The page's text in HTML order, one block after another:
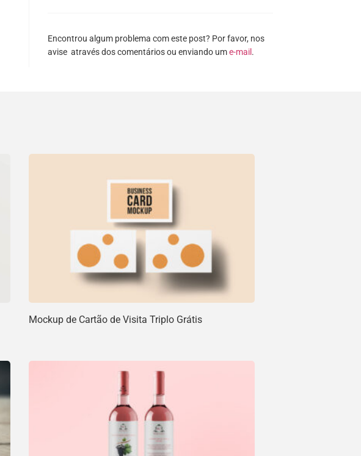
Encontrou algum problema com este post? Por favor, nos
avise através dos comentários ou enviando ume-mail .
Mockup de Cartão de Visita Triplo Grátis